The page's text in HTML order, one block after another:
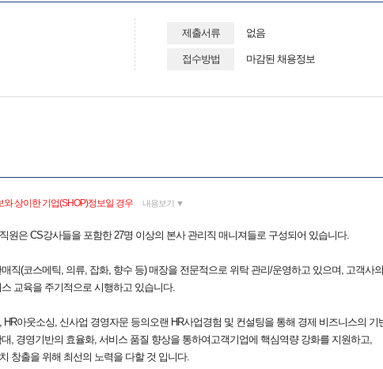
제출서류 없음
접수방법 마감된 채용정보
상이한 기업(SHOP)정보일 경우 내용보기 ▼
원은 CS강사들을 포함한 27명 이상의 본사 관리직 매니져들로 구성되어 있습니다.
직(코스메틱, 의류, 잡화, 향수 등) 매장을 전문적으로 위탁 관리/운영하고 있으며, 고객사
교육을 주기적으로 시행하고 있습니다.
아웃소싱, 신사업 경영자문 등의오랜 HR사업경험 및 컨설팅을 통해 경제 비즈니스의 기
, 경영기반의 효율화, 서비스 품질 향상을 통하여고객기업에 핵심역량 강화를 지원하고,
창출을 위해 최선의 노력을 다할 것 입니다.